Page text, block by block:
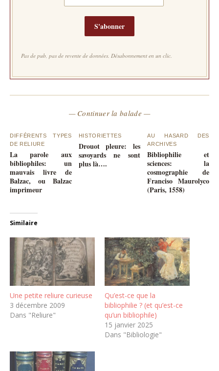
S'abonner
Pas de pub, pas de revente de données. Désabonnement en un clic.
— Continuer la balade —
DIFFÉRENTS TYPES
DE RELIURE
La parole aux
bibliophiles: un
mauvais livre de
Balzac, ou Balzac
imprimeur
HISTORIETTES
Drouot pleure: les
savoyards ne sont
plus là….
AU HASARD DES
ARCHIVES
Bibliophilie et
sciences: la
cosmographie de
Franciso Maurolyco
(Paris, 1558)
Similaire
Une petite reliure curieuse
3 décembre 2009
Dans "Reliure"
Qu’est-ce que la
bibliophilie ? (et qu’est-ce
qu’un bibliophile)
15 janvier 2025
Dans "Bibliologie"